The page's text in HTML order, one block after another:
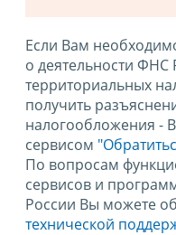
Если Вам
о деятельности ФНС
территориальных
получить
налогообложения -
сервисом
По вопросам
сервисов и
России Вы можете
технической